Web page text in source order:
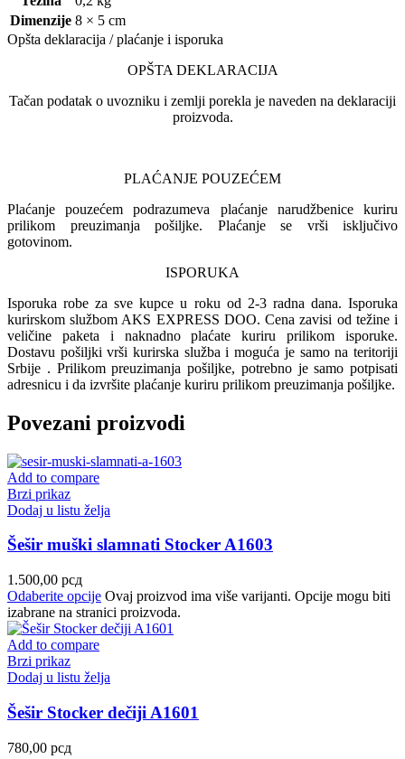
Dimenzije 8 × 5 cm
Opšta deklaracija / plaćanje i isporuka
OPŠTA DEKLARACIJA
Tačan podatak o uvozniku i zemlji porekla je naveden na deklaraciji
proizvoda.
PLAĆANJE POUZEĆEM
Plaćanje pouzećem podrazumeva plaćanje narudžbenice kuriru
prilikom preuzimanja pošiljke. Plaćanje se vrši isključivo
gotovinom.
ISPORUKA
Isporuka robe za sve kupce u roku od 2-3 radna dana. Isporuka
kurirskom službom AKS EXPRESS DOO. Cena zavisi od težine i
veličine paketa i naknadno plaćate kuriru prilikom isporuke.
Dostavu pošiljki vrši kurirska služba i moguća je samo na teritoriji
Srbije . Prilikom preuzimanja pošiljke, potrebno je samo potpisati
adresnicu i da izvršite plaćanje kuriru prilikom preuzimanja pošiljke.
Povezani proizvodi
Add to compare
Brzi prikaz
Dodaj u listu želja
Šešir muški slamnati Stocker A1603
1.500,00 рсд
Odaberite opcije Ovaj proizvod ima više varijanti. Opcije mogu biti
izabrane na stranici proizvoda.
Add to compare
Brzi prikaz
Dodaj u listu želja
Šešir Stocker dečiji A1601
780,00 рсд